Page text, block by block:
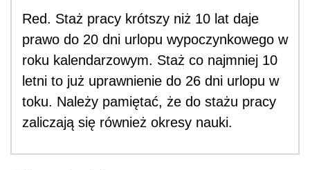
Red. Staż pracy krótszy niż 10 lat daje
prawo do 20 dni urlopu wypoczynkowego w
roku kalendarzowym. Staż co najmniej 10
letni to już uprawnienie do 26 dni urlopu w
toku. Należy pamiętać, że do stażu pracy
zaliczają się również okresy nauki.